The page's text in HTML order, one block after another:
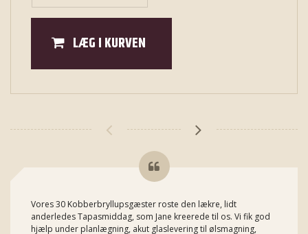
LÆG I KURVEN
Vores 30 Kobberbryllupsgæster roste den lækre, lidt
anderledes Tapasmiddag, som Jane kreerede til os. Vi fik god
hjælp under planlægning, akut glaslevering til ølsmagning,